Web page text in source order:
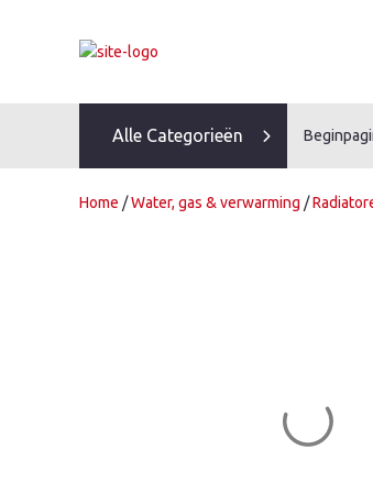
Alle Categorieën
Home /Water, gas & verwarming /